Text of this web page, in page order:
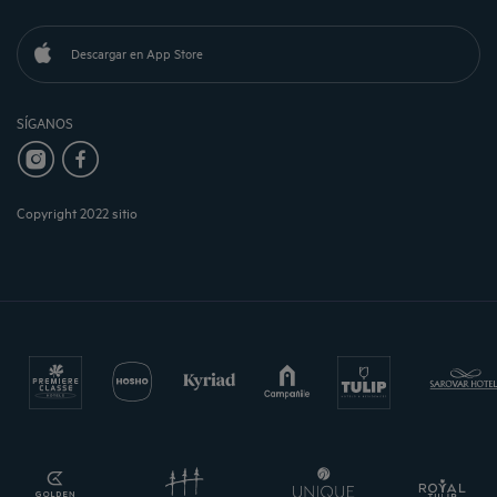
Descargar en App Store
SÍGANOS
Copyright 2022 sitio